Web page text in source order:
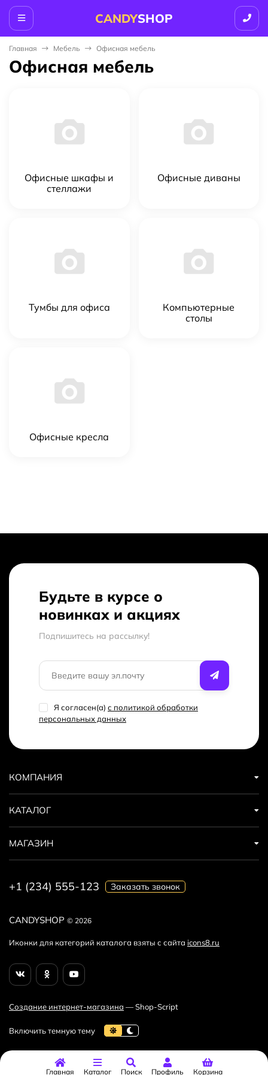
CANDYSHOP
Главная Мебель Офисная мебель
Офисная мебель
Офисные шкафы и
стеллажи
Офисные диваны
Тумбы для офиса
Компьютерные
столы
Офисные кресла
Будьте в курсе о
новинках и акциях
Подпишитесь на рассылкy!
Я согласен(a) с политикой обработки
персональных данных
CANDYSHOP © 2026
Иконки для категорий каталога взяты с сайта icons8.ru
Создание интернет-магазина — Shop-Script
КОМПАНИЯ
КАТАЛОГ
МАГАЗИН
+1 (234) 555-123 Заказать звонок
Главная Каталог Поиск Профиль Корзина